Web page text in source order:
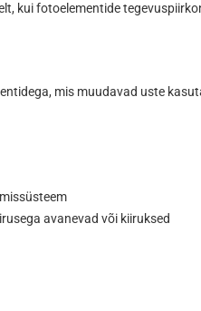
kui fotoelementide
mis muudavad uste
avanevad või kiiruksed